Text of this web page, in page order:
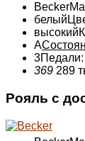
Becker
белый
высокий
А
3Педали:
369 289
Рояль с